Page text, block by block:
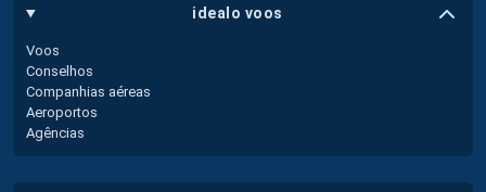
idealo voos
Voos
Conselhos
Companhias aéreas
Aeroportos
Agências